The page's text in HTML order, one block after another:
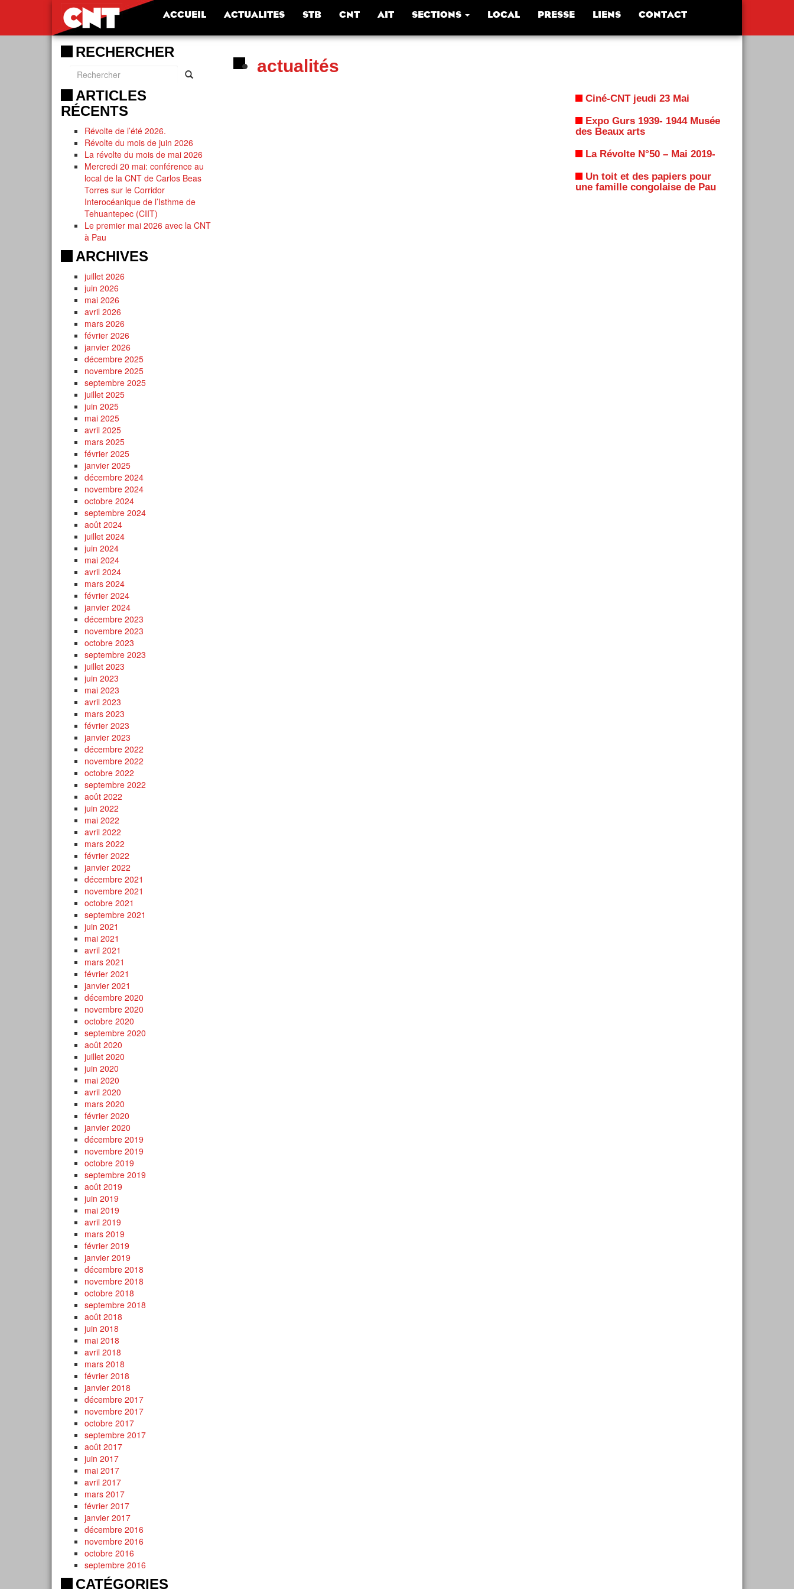
ACCUEIL ACTUALITES STB CNT AIT SECTIONS LOCAL PRESSE LIENS CONTACT
RECHERCHER
ARTICLES
RÉCENTS
Révolte de l’été 2026.
Révolte du mois de juin 2026
La révolte du mois de mai 2026
Mercredi 20 mai: conférence au
local de la CNT de Carlos Beas
Torres sur le Corridor
Interocéanique de l’Isthme de
Tehuantepec (CIIT)
Le premier mai 2026 avec la CNT
à Pau
ARCHIVES
juillet 2026
juin 2026
mai 2026
avril 2026
mars 2026
février 2026
janvier 2026
décembre 2025
novembre 2025
septembre 2025
juillet 2025
juin 2025
mai 2025
avril 2025
mars 2025
février 2025
janvier 2025
décembre 2024
novembre 2024
octobre 2024
septembre 2024
août 2024
juillet 2024
juin 2024
mai 2024
avril 2024
mars 2024
février 2024
janvier 2024
décembre 2023
novembre 2023
octobre 2023
septembre 2023
juillet 2023
juin 2023
mai 2023
avril 2023
mars 2023
février 2023
janvier 2023
décembre 2022
novembre 2022
octobre 2022
septembre 2022
août 2022
juin 2022
mai 2022
avril 2022
mars 2022
février 2022
janvier 2022
décembre 2021
novembre 2021
octobre 2021
septembre 2021
juin 2021
mai 2021
avril 2021
mars 2021
février 2021
janvier 2021
décembre 2020
novembre 2020
octobre 2020
septembre 2020
août 2020
juillet 2020
juin 2020
mai 2020
avril 2020
mars 2020
février 2020
janvier 2020
décembre 2019
novembre 2019
octobre 2019
septembre 2019
août 2019
juin 2019
mai 2019
avril 2019
mars 2019
février 2019
janvier 2019
décembre 2018
novembre 2018
octobre 2018
septembre 2018
août 2018
juin 2018
mai 2018
avril 2018
mars 2018
février 2018
janvier 2018
décembre 2017
novembre 2017
octobre 2017
septembre 2017
août 2017
juin 2017
mai 2017
avril 2017
mars 2017
février 2017
janvier 2017
décembre 2016
novembre 2016
octobre 2016
septembre 2016
CATÉGORIES
actualités
Ciné-CNT jeudi 23 Mai
Expo Gurs 1939- 1944 Musée
des Beaux arts
La Révolte N°50 – Mai 2019-
Un toit et des papiers pour
une famille congolaise de Pau